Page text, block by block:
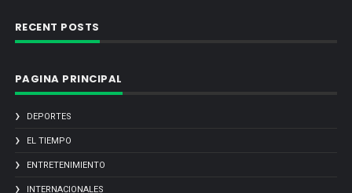
RECENT POSTS
PAGINA PRINCIPAL
DEPORTES
EL TIEMPO
ENTRETENIMIENTO
INTERNACIONALES